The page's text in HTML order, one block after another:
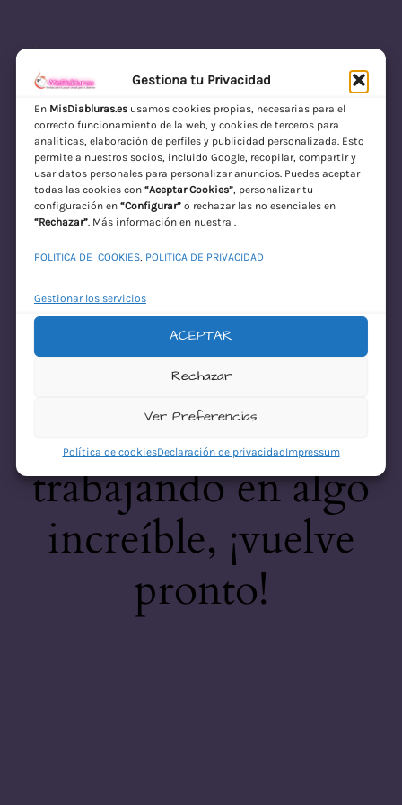
Gestiona tu Privacidad
En MisDiabluras.esusamos cookies propias, necesarias para el
correcto funcionamiento de la web, y cookies de terceros para
analíticas, elaboración de perfiles y publicidad personalizada. Esto
permite a nuestros socios, incluido Google, recopilar, compartir y
usar datos personales para personalizar anuncios. Puedes aceptar
todas las cookies con “Aceptar Cookies”, personalizar tu
configuración en “Configurar”o rechazar las no esenciales en
“Rechazar”. Más información en nuestra .
POLITICA DE COOKIES, POLITICA DE PRIVACIDAD
Gestionar los servicios
ACEPTAR
Rechazar
Ver Preferencias
Política de cookiesDeclaración de privacidadImpressum
MisDiabluras | Sexshop Online con Envío
Discreto en España
Acceder
¡Disculpa este
desastre! Estamos
trabajando en algo
increíble, ¡vuelve
pronto!